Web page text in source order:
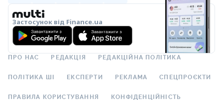
Застосунок від Finance.ua
ПРО НАС РЕДАКЦІЯ РЕДАКЦІЙНА ПОЛІТИКА
ПОЛІТИКА ШІ ЕКСПЕРТИ РЕКЛАМА СПЕЦПРОЄКТИ
ПРАВИЛА КОРИСТУВАННЯ КОНФІДЕНЦІЙНІСТЬ